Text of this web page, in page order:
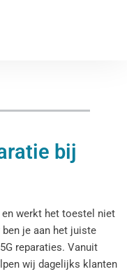
bij
en werkt het toestel niet
je aan het juiste
reparaties. Vanuit
wij dagelijks klanten